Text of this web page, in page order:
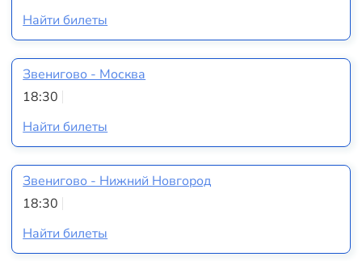
Найти билеты
Звенигово - Москва
18:30
Найти билеты
Звенигово - Нижний Новгород
18:30
Найти билеты